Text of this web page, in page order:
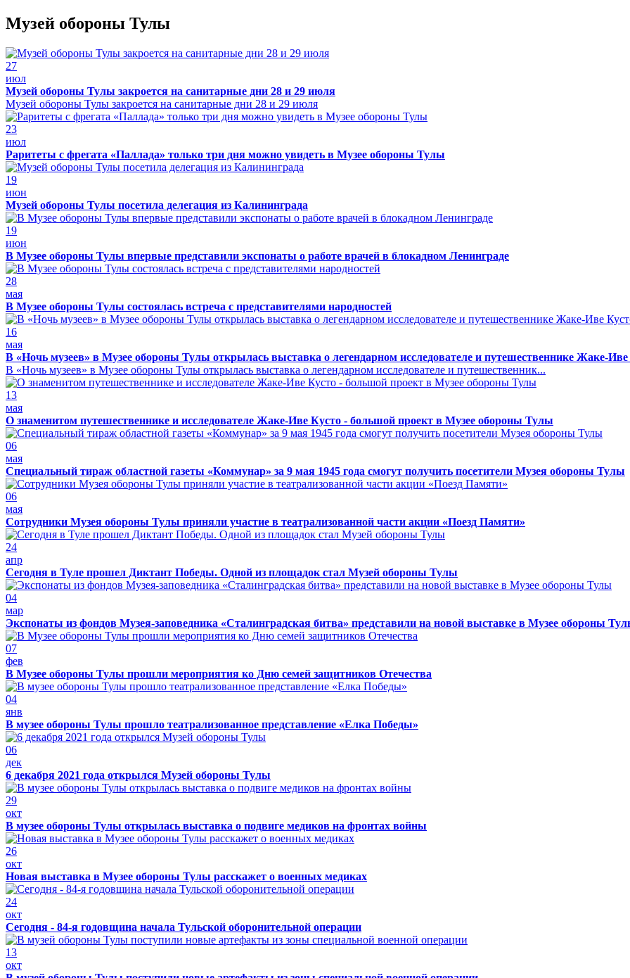
Музей обороны Тулы
27
июл
Музей обороны Тулы закроется на санитарные дни 28 и 29 июля
Музей обороны Тулы закроется на санитарные дни 28 и 29 июля
23
июл
Раритеты с фрегата «Паллада» только три дня можно увидеть в Музее обороны Тулы
19
июн
Музей обороны Тулы посетила делегация из Калининграда
19
июн
В Музее обороны Тулы впервые представили экспонаты о работе врачей в блокадном Ленинграде
28
мая
В Музее обороны Тулы состоялась встреча с представителями народностей
16
мая
В «Ночь музеев» в Музее обороны Тулы открылась выставка о легендарном исследователе и путешественнике Жаке-
В «Ночь музеев» в Музее обороны Тулы открылась выставка о легендарном исследователе и путешественник...
13
мая
О знаменитом путешественнике и исследователе Жаке-Иве Кусто - большой проект в Музее обороны Тулы
06
мая
Специальный тираж областной газеты «Коммунар» за 9 мая 1945 года смогут получить посетители Музея обороны Тулы
06
мая
Сотрудники Музея обороны Тулы приняли участие в театрализованной части акции «Поезд Памяти»
24
апр
Сегодня в Туле прошел Диктант Победы. Одной из площадок стал Музей обороны Тулы
04
мар
Экспонаты из фондов Музея-заповедника «Сталинградская битва» представили на новой выставке в Музее обороны
07
фев
В Музее обороны Тулы прошли мероприятия ко Дню семей защитников Отечества
04
янв
В музее обороны Тулы прошло театрализованное представление «Елка Победы»
06
дек
6 декабря 2021 года открылся Музей обороны Тулы
29
окт
В музее обороны Тулы открылась выставка о подвиге медиков на фронтах войны
26
окт
Новая выставка в Музее обороны Тулы расскажет о военных медиках
24
окт
Сегодня - 84-я годовщина начала Тульской оборонительной операции
13
окт